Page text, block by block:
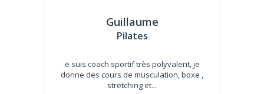
Guillaume
Pilates
e suis coach sportif très polyvalent, je
donne des cours de musculation, boxe ,
stretching et...